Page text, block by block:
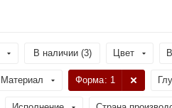
В наличии (3) Цвет
Материал Форма: 1